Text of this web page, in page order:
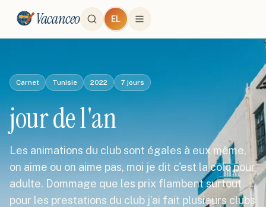
Vacanceo EL
Carnet Tunisie 2022 7 jours
jour de l'an
Les animations du club sont égales à eux même,
on aime ou on aime pas, moi je dit c'est la colo pour
adulte. Dommage que les prix flambent surtout
pour les prestations du club j’ai fait plusieurs clubs